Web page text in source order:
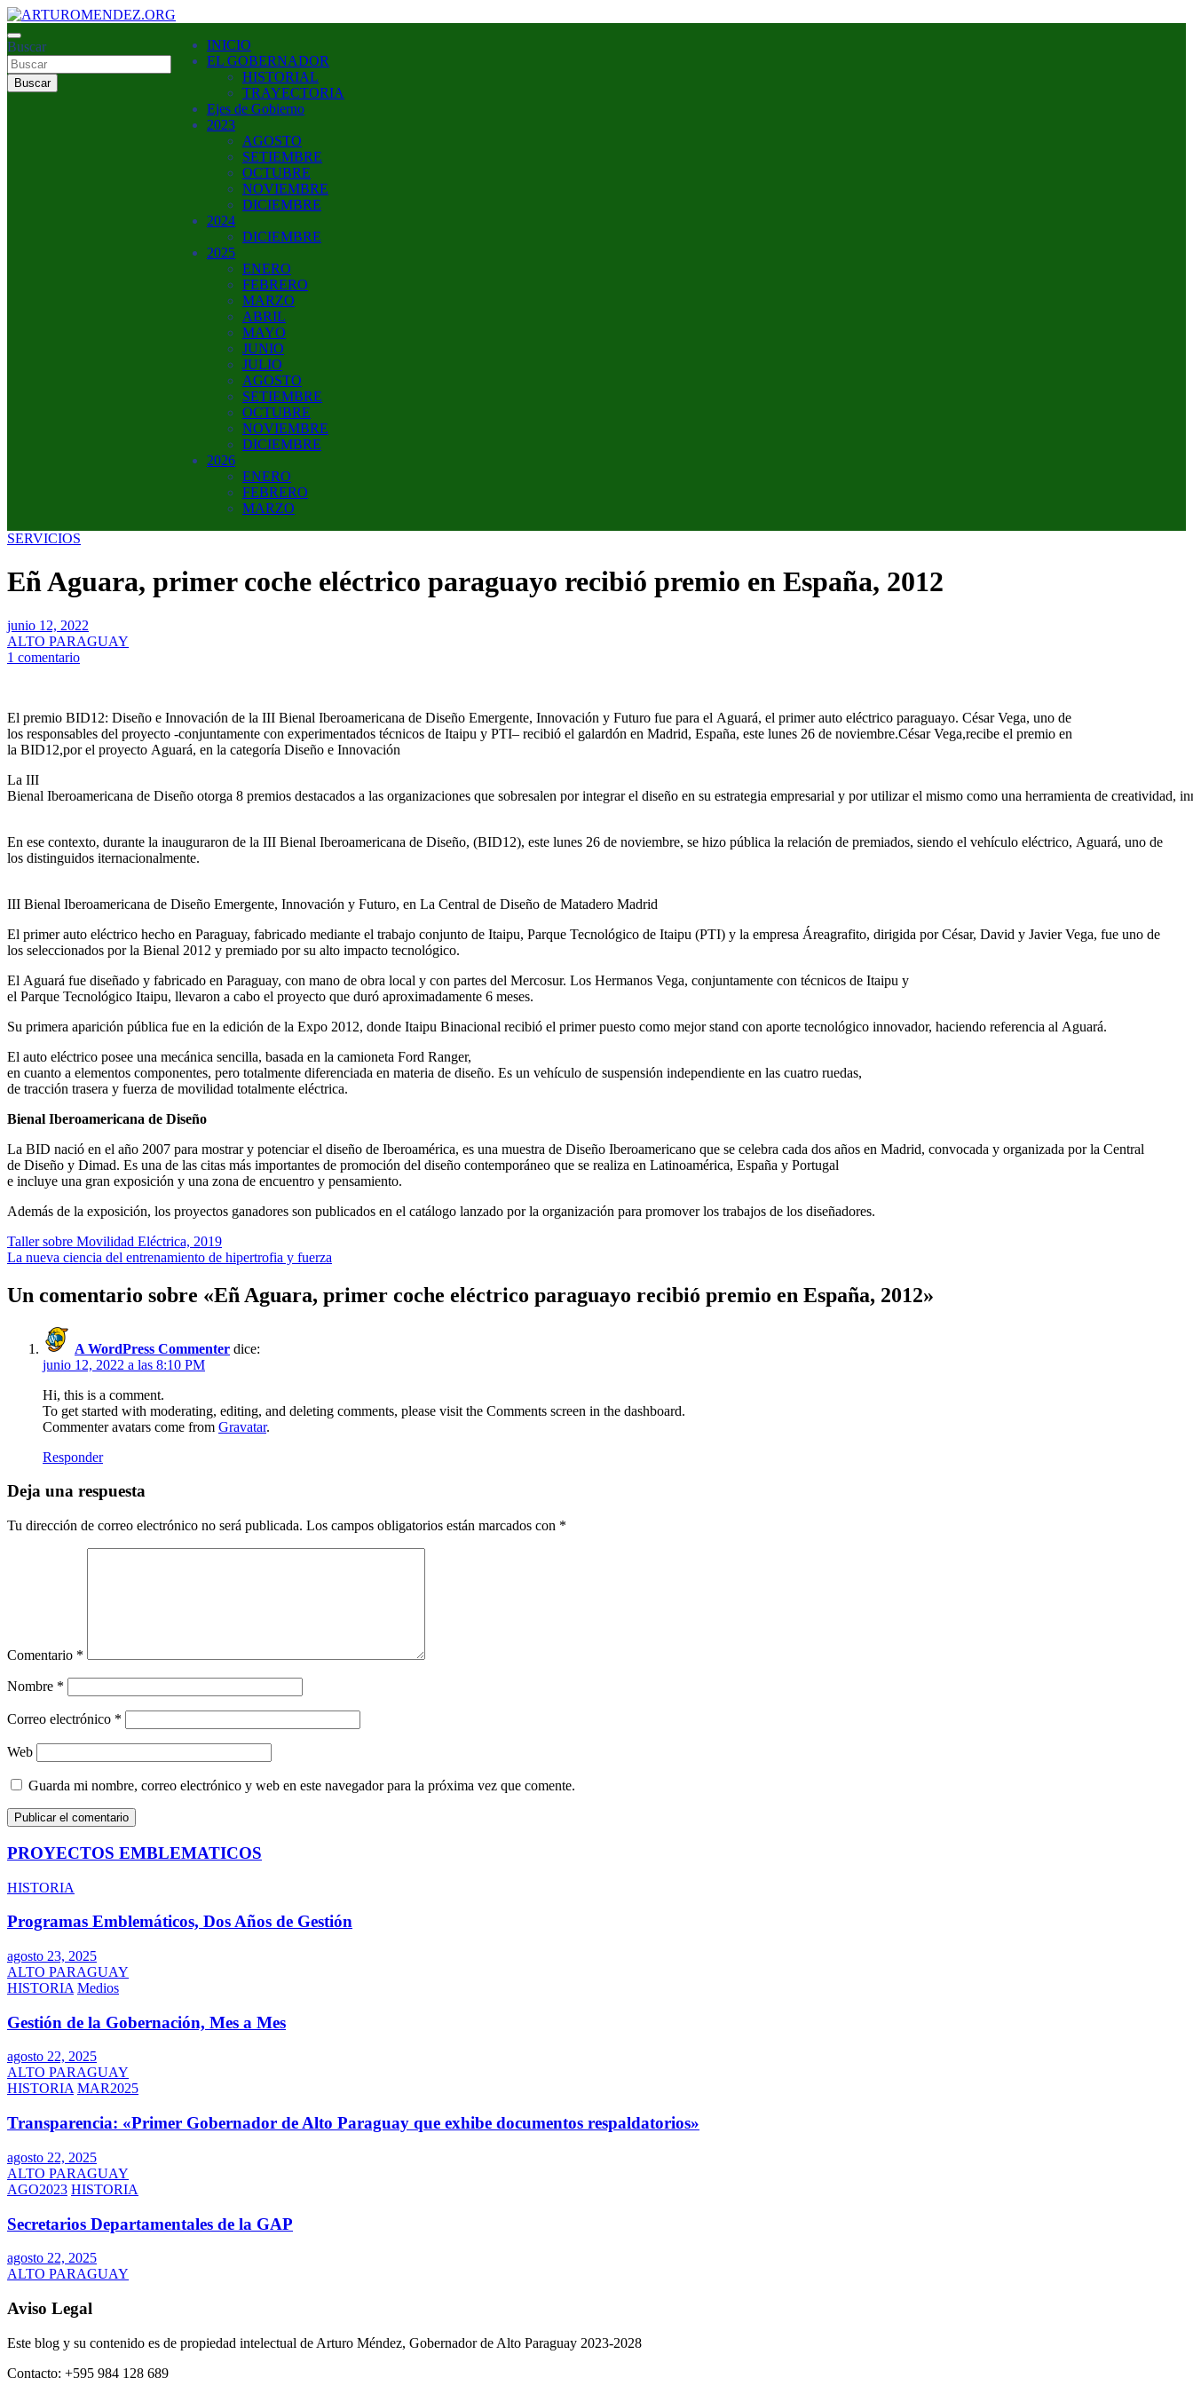
Saltar
al
contenido
ARTUROMENDEZ.ORG
ARTURO MENDEZ GOBERNADOR 2023
Buscar
Buscar
INICIO
EL GOBERNADOR
HISTORIAL
TRAYECTORIA
Ejes de Gobierno
2023
AGOSTO
SETIEMBRE
OCTUBRE
NOVIEMBRE
DICIEMBRE
2024
DICIEMBRE
2025
ENERO
FEBRERO
MARZO
ABRIL
MAYO
JUNIO
JULIO
AGOSTO
SETIEMBRE
OCTUBRE
NOVIEMBRE
DICIEMBRE
2026
ENERO
FEBRERO
MARZO
SERVICIOS
Eñ Aguara, primer coche eléctrico paraguayo recibió premio en España, 2012
junio 12, 2022
ALTO PARAGUAY
1 comentario
El premio BID12: Diseño e Innovación de la III Bienal Iberoamericana de Diseño Emergente, Innovación y Futuro fue para el Aguará, el primer auto eléctrico paraguayo. CésarVega, uno de
los responsables del proyecto -conjuntamente con experimentados técnicos de Itaipu y PTI– recibió el galardón en Madrid, España, este lunes 26 de noviembre.CésarVega,recibe el premio en
la BID12,porel proyecto Aguará, en la categoría Diseño e Innovación
La III
Bienal Iberoamericana de Diseño otorga 8 premios destacados a las organizaciones que sobresalen por integrarel diseño en su estrategia empresarial y por utilizarel mismo como una herramienta de creatividad,
En ese contexto, durante la inauguraron de la III Bienal Iberoamericana de Diseño, (BID12), este lunes 26 de noviembre, se hizo pública la relación de premiados, siendo el vehículo eléctrico, Aguará, uno de
los distinguidos iternacionalmente.
III Bienal Iberoamericana de Diseño Emergente, Innovación y Futuro, en La Central de Diseño de Matadero Madrid
El primer auto eléctrico hecho en Paraguay, fabricado mediante el trabajo conjunto de Itaipu, Parque Tecnológico de Itaipu (PTI) y la empresa Áreagrafito, dirigida por César, David y Javier Vega, fue uno de
los seleccionados porla Bienal 2012 y premiado por su alto impacto tecnológico.
El Aguará fue diseñado y fabricado en Paraguay, con mano de obra local y con partes del Mercosur. Los Hermanos Vega, conjuntamente con técnicos de Itaipu y
el Parque Tecnológico Itaipu, llevaron a cabo el proyecto que duró aproximadamente 6 meses.
Su primera aparición pública fue en la edición de la Expo 2012, donde Itaipu Binacional recibió el primerpuesto como mejorstand con aporte tecnológico innovador, haciendo referencia al Aguará.
El auto eléctrico posee una mecánica sencilla, basada en la camioneta Ford Ranger,
en cuanto a elementos componentes, pero totalmente diferenciada en materia de diseño. Es un vehículo de suspensión independiente en las cuatro ruedas,
de tracción trasera y fuerza de movilidad totalmente eléctrica.
Bienal Iberoamericana de Diseño
La BID nació en el año 2007 para mostrary potenciarel diseño de Iberoamérica, es una muestra de Diseño Iberoamericano que se celebra cada dos años en Madrid, convocada y organizada porla Central
de Diseño y Dimad. Es una de las citas más importantes de promoción del diseño contemporáneo que se realiza en Latinoamérica, España y Portugal
e incluye una gran exposición y una zona de encuentro y pensamiento.
Además de la exposición, los proyectos ganadores son publicados en el catálogo lanzado por la organización para promover los trabajos de los diseñadores.
Navegación
de
entradas
Taller sobre Movilidad Eléctrica, 2019
La nueva ciencia del entrenamiento de hipertrofia y fuerza
Un comentario sobre «Eñ Aguara, primer coche eléctrico paraguayo recibió premio en España, 2012»
A WordPress Commenter dice:
junio 12, 2022 a las 8:10 PM
Hi, this is a comment.
To get started with moderating, editing, and deleting comments, please visit the Comments screen in the dashboard.
Commenter avatars come from Gravatar.
Responder
Deja una respuesta
Tu dirección de correo electrónico no será publicada. Los campos obligatorios están marcados con *
Comentario *
Nombre *
Correo electrónico *
Web
Guarda mi nombre, correo electrónico y web en este navegador para la próxima vez que comente.
PROYECTOS EMBLEMATICOS
HISTORIA
Programas Emblemáticos, Dos Años de Gestión
agosto 23, 2025
ALTO PARAGUAY
HISTORIA Medios
Gestión de la Gobernación, Mes a Mes
agosto 22, 2025
ALTO PARAGUAY
HISTORIA MAR2025
Transparencia: «Primer Gobernador de Alto Paraguay que exhibe documentos respaldatorios»
agosto 22, 2025
ALTO PARAGUAY
AGO2023 HISTORIA
Secretarios Departamentales de la GAP
agosto 22, 2025
ALTO PARAGUAY
Aviso Legal
Este blog y su contenido es de propiedad intelectual de Arturo Méndez, Gobernador de Alto Paraguay 2023-2028
Contacto: +595 984 128 689